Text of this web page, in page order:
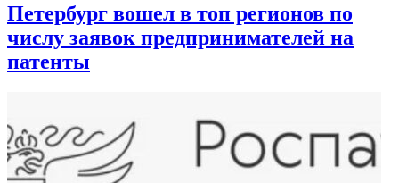
Петербург вошел в топ регионов по
числу заявок предпринимателей на
патенты